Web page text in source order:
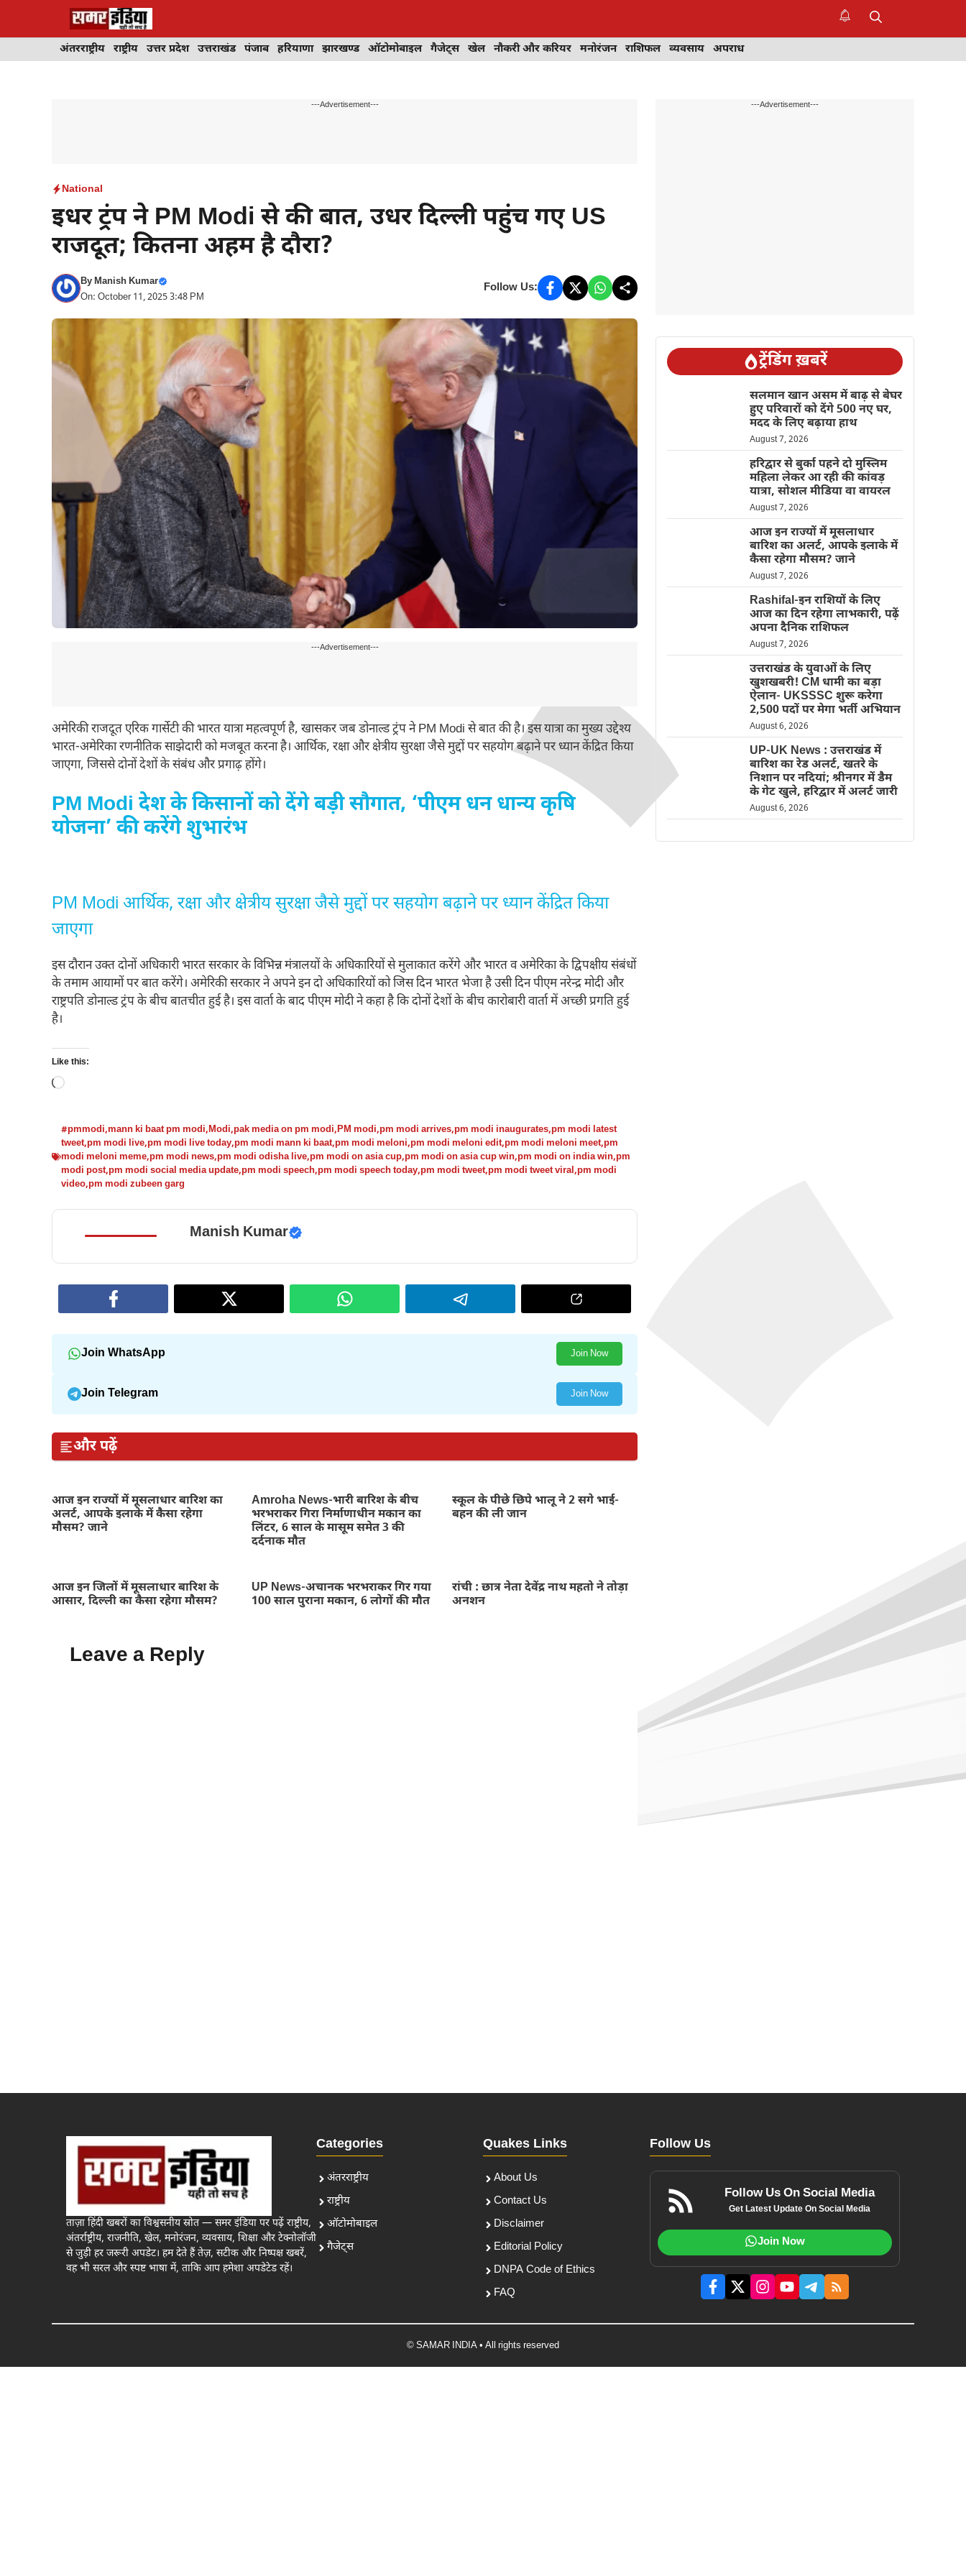
अंतरराष्ट्रीय राष्ट्रीय उत्तर प्रदेश उत्तराखंड पंजाब हरियाणा झारखण्ड ऑटोमोबाइल गैजेट्स खेल नौकरी और करियर मनोरंजन राशिफल व्यवसाय अपराध
---Advertisement---
National
इधर ट्रंप ने PM Modi से की बात, उधर दिल्ली पहुंच गए US
राजदूत; कितना अहम है दौरा?
ByManish Kumar
On: October 11, 2025 3:48 PM
Follow Us:
---Advertisement---
अमेरिकी राजदूत एरिक गार्सेटी की भारत यात्रा महत्वपूर्ण है, खासकर जब डोनाल्ड ट्रंप ने PM Modi से बात की है। इस यात्रा का मुख्य उद्देश्य
भारत-अमेरिका रणनीतिक साझेदारी को मजबूत करना है। आर्थिक, रक्षा और क्षेत्रीय सुरक्षा जैसे मुद्दों पर सहयोग बढ़ाने पर ध्यान केंद्रित किया
जाएगा, जिससे दोनों देशों के संबंध और प्रगाढ़ होंगे।
PM Modi देश के किसानों को देंगे बड़ी सौगात, ‘पीएम धन धान्य कृषि
योजना’ की करेंगे शुभारंभ
PM Modi आर्थिक, रक्षा और क्षेत्रीय सुरक्षा जैसे मुद्दों पर सहयोग बढ़ाने पर ध्यान केंद्रित किया
जाएगा
इस दौरान उक्त दोनों अधिकारी भारत सरकार के विभिन्न मंत्रालयों के अधिकारियों से मुलाकात करेंगे और भारत व अमेरिका के द्विपक्षीय संबंधों
के तमाम आयामों पर बात करेंगे। अमेरिकी सरकार ने अपने इन दो अधिकारियों को जिस दिन भारत भेजा है उसी दिन पीएम नरेन्द्र मोदी और
राष्ट्रपति डोनाल्ड ट्रंप के बीच बातचीत हुई है। इस वार्ता के बाद पीएम मोदी ने कहा है कि दोनों देशों के बीच कारोबारी वार्ता में अच्छी प्रगति हुई
है।
Like this:
Loading…
#pmmodi,mann ki baat pm modi,Modi,pak media on pm modi,PM modi,pm modi arrives,pm modi inaugurates,pm modi latest
tweet,pm modi live,pm modi live today,pm modi mann ki baat,pm modi meloni,pm modi meloni edit,pm modi meloni meet,pm
modi meloni meme,pm modi news,pm modi odisha live,pm modi on asia cup,pm modi on asia cup win,pm modi on india win,pm
modi post,pm modi social media update,pm modi speech,pm modi speech today,pm modi tweet,pm modi tweet viral,pm modi
video,pm modi zubeen garg
Manish Kumar
Join WhatsApp Join Now
Join Telegram Join Now
और पढ़ें
आज इन राज्यों में मूसलाधार बारिश का
अलर्ट, आपके इलाके में कैसा रहेगा
मौसम? जाने
Amroha News-भारी बारिश के बीच
भरभराकर गिरा निर्माणाधीन मकान का
लिंटर, 6 साल के मासूम समेत 3 की
दर्दनाक मौत
स्कूल के पीछे छिपे भालू ने 2 सगे भाई-
बहन की ली जान
आज इन जिलों में मूसलाधार बारिश के
आसार, दिल्ली का कैसा रहेगा मौसम?
UP News-अचानक भरभराकर गिर गया
100 साल पुराना मकान, 6 लोगों की मौत
रांची : छात्र नेता देवेंद्र नाथ महतो ने तोड़ा
अनशन
Leave a Reply
---Advertisement---
ट्रेंडिंग ख़बरें
सलमान खान असम में बाढ़ से बेघर
हुए परिवारों को देंगे 500 नए घर,
मदद के लिए बढ़ाया हाथ
August 7, 2026
हरिद्वार से बुर्का पहने दो मुस्लिम
महिला लेकर आ रही की कांवड़
यात्रा, सोशल मीडिया वा वायरल
August 7, 2026
आज इन राज्यों में मूसलाधार
बारिश का अलर्ट, आपके इलाके में
कैसा रहेगा मौसम? जाने
August 7, 2026
Rashifal-इन राशियों के लिए
आज का दिन रहेगा लाभकारी, पढ़ें
अपना दैनिक राशिफल
August 7, 2026
उत्तराखंड के युवाओं के लिए
खुशखबरी! CM धामी का बड़ा
ऐलान- UKSSSC शुरू करेगा
2,500 पदों पर मेगा भर्ती अभियान
August 6, 2026
UP-UK News : उत्तराखंड में
बारिश का रेड अलर्ट, खतरे के
निशान पर नदियां; श्रीनगर में डैम
के गेट खुले, हरिद्वार में अलर्ट जारी
August 6, 2026
ताज़ा हिंदी खबरों का विश्वसनीय स्रोत — समर इंडिया पर पढ़ें राष्ट्रीय,
अंतर्राष्ट्रीय, राजनीति, खेल, मनोरंजन, व्यवसाय, शिक्षा और टेक्नोलॉजी
से जुड़ी हर जरूरी अपडेट। हम देते हैं तेज़, सटीक और निष्पक्ष खबरें,
वह भी सरल और स्पष्ट भाषा में, ताकि आप हमेशा अपडेटेड रहें।
Categories
अंतरराष्ट्रीय
राष्ट्रीय
ऑटोमोबाइल
गैजेट्स
Quakes Links
About Us
Contact Us
Disclaimer
Editorial Policy
DNPA Code of Ethics
FAQ
Follow Us
Follow Us On Social Media
Get Latest Update On Social Media
Join Now
© SAMAR INDIA • All rights reserved